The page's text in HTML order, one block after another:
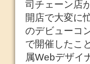
司チェーン店
開店で大変に
のデビューコ
で開催したこ
属Webデザイ